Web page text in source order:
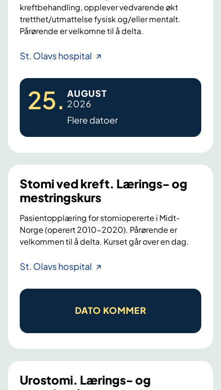
kreftbehandling, opplever vedvarende økt
tretthet/utmattelse fysisk og/eller mentalt.
Pårørende er velkomne til å delta.
St. Olavs hospital
t
i
u
e
k
o
n
i
s
k
t
e
l
s
e
25. AUGUST
2026
Flere datoer
Stomi ved kreft. Lærings- og
mestringskurs
Pasientopplæring for stomiopererte i Midt-
Norge (operert 2010-2020). Pårørende er
velkommen til å delta. Kurset går over en dag.
St. Olavs hospital S
o
m
v
d
r
DATO KOMMER
Urostomi. Lærings- og